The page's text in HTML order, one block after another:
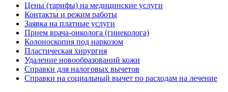
Цены (тарифы) на медицинские услуги
Контакты и режим работы
Заявка на платные услуги
Прием врача-онколога (гинеколога)
Колоноскопия под наркозом
Пластическая хирургия
Удаление новообразований кожи
Справки для налоговых вычетов
Справки на социальный вычет по расходам на лечение